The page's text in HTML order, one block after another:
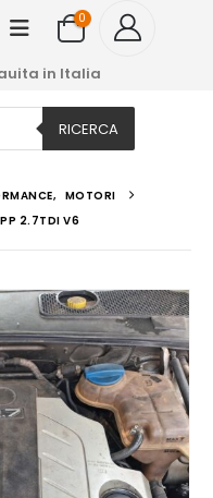
0
in Italia
RICERCA
, MOTORI
2.7TDI V6